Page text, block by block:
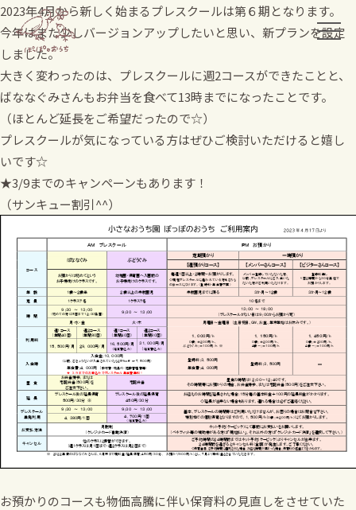
2023年4月から新しく始まるプレスクールは第６期となります。
今年はまた少しバージョンアップしたいと思い、新プランを設定
しました。
大きく変わったのは、プレスクールに週2コースができたことと、
ばななぐみさんもお弁当を食べて13時までになったことです。
（ほとんど延長をご希望だったので☆）
プレスクールが気になっている方はぜひご検討いただけると嬉し
いです☆
★3/9までのキャンペーンもあります！
（サンキュー割引^^）
お預かりのコースも物価高騰に伴い保育料の見直しをさせていた